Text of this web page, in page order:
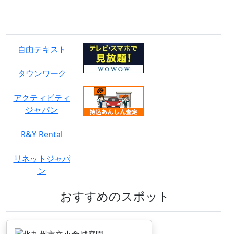
自由テキスト
タウンワーク
アクティビティ
ジャパン
R&Y Rental
リネットジャパ
ン
おすすめのスポット